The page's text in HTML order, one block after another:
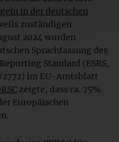
in der deutschen
zuständigen
2024 wurden
Sprachfassung des
Standard (ESRS,
2772) im EU-Amtsblatt
zeigte, dass ca. 75%
Europäischen